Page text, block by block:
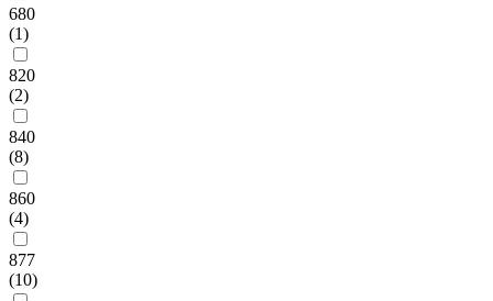
680
(1)
820
(2)
840
(8)
860
(4)
877
(10)